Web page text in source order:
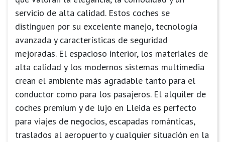
servicio de alta calidad. Estos coches se
distinguen por su excelente manejo, tecnología
avanzada y características de seguridad
mejoradas. El espacioso interior, los materiales de
alta calidad y los modernos sistemas multimedia
crean el ambiente más agradable tanto para el
conductor como para los pasajeros. El alquiler de
coches premium y de lujo en Lleida es perfecto
para viajes de negocios, escapadas románticas,
traslados al aeropuerto y cualquier situación en la